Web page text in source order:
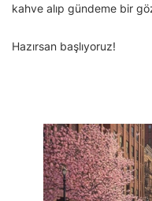
kahve alıp gündeme bir
Hazırsan başlıyoruz!